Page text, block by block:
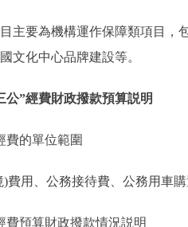
要為機構運作保障類項目，包
文化中心品牌建設等。
公”經費財政撥款預算説明
的單位範圍
用、公務接待費、公務用車購
預算財政撥款情況説明